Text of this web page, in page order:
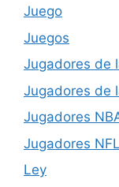
Juego
Juegos
Jugadores de
Jugadores de
Jugadores
Jugadores NFL
Ley